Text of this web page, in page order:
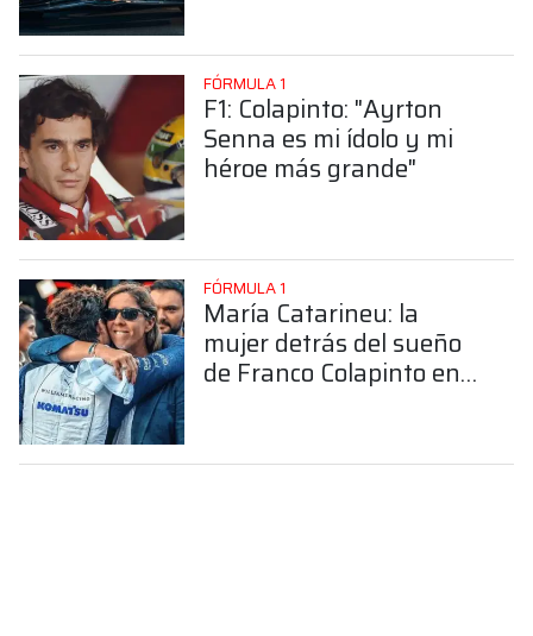
FÓRMULA 1
F1: Colapinto: "Ayrton
Senna es mi ídolo y mi
héroe más grande"
FÓRMULA 1
María Catarineu: la
mujer detrás del sueño
de Franco Colapinto en